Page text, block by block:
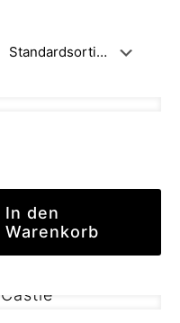
In den
Warenkorb